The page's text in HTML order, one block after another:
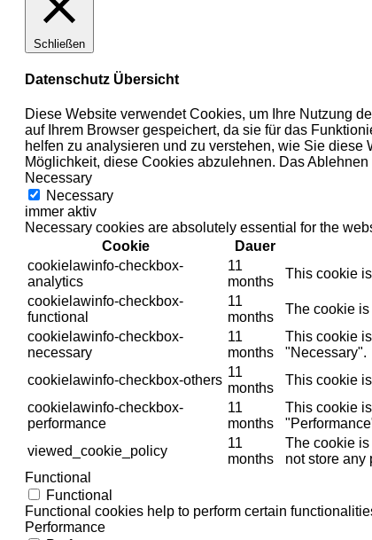
Schließen
Datenschutz Übersicht
Diese Website verwendet Cookies, um Ihre Nutzung
auf Ihrem Browser gespeichert, da sie für das
helfen zu analysieren und zu verstehen, wie Sie
Möglichkeit, diese Cookies abzulehnen. Das
Necessary
Necessary
immer aktiv
Necessary cookies are absolutely essential for the
Cookie
Dauer
cookielawinfo-checkbox-
analytics
11
months
This cookie
cookielawinfo-checkbox-
functional
11
months
The cookie
cookielawinfo-checkbox-
necessary
11
months
This cookie
"Necessary".
cookielawinfo-checkbox-others
11
months
This cookie
cookielawinfo-checkbox-
performance
11
months
This cookie
viewed_cookie_policy
11
months
The cookie
not store any
Functional
Functional
Functional cookies help to perform certain
Performance